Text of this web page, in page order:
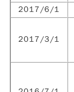
2017/6/1
2017/3/1